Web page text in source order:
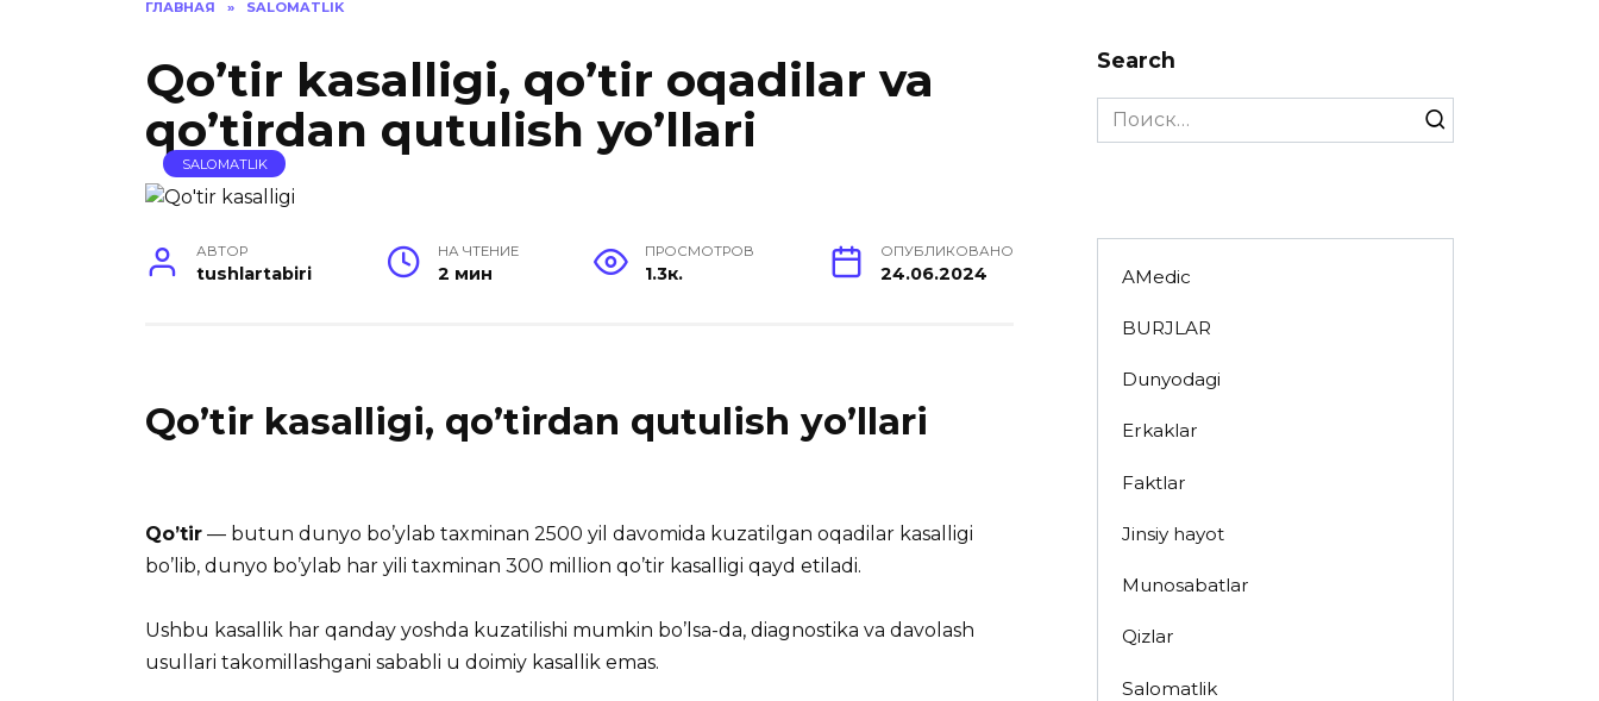
ГЛАВНАЯ » SALOMATLIK
Qo’tir kasalligi, qo’tir oqadilar va
qo’tirdan qutulish yo’llari
SALOMATLIK
АВТОР
tushlartabiri
НА ЧТЕНИЕ
2 мин
ПРОСМОТРОВ
1.3к.
ОПУБЛИКОВАНО
24.06.2024
Qo’tir kasalligi, qo’tirdan qutulish yo’llari
Qo’tir — butun dunyo bo’ylab taxminan 2500 yil davomida kuzatilgan oqadilar kasalligi
bo’lib, dunyo bo’ylab har yili taxminan 300 million qo’tir kasalligi qayd etiladi.
Ushbu kasallik har qanday yoshda kuzatilishi mumkin bo’lsa-da, diagnostika va davolash
usullari takomillashgani sababli u doimiy kasallik emas.
Search
Search
for:
AMedic
BURJLAR
Dunyodagi
Erkaklar
Faktlar
Jinsiy hayot
Munosabatlar
Qizlar
Salomatlik